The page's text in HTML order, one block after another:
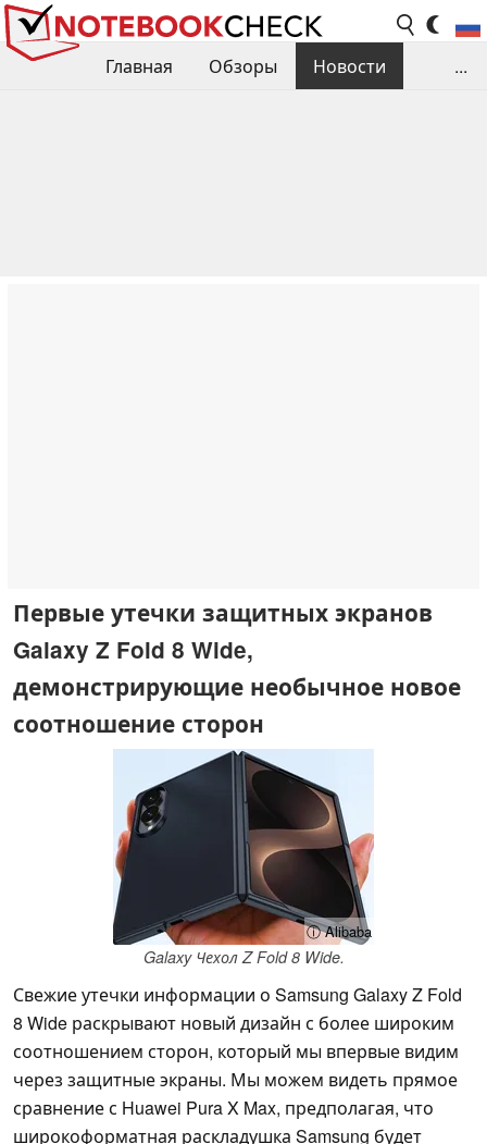
Главная Обзоры
Новости
...
Первые утечки защитных экранов
Galaxy Z Fold 8 Wide,
демонстрирующие необычное новое
соотношение сторон
ⓘ Alibaba
Galaxy Чехол Z Fold 8 Wide.
Свежие утечки информации о Samsung Galaxy Z Fold
8 Wide раскрывают новый дизайн с более широким
соотношением сторон, который мы впервые видим
через защитные экраны. Мы можем видеть прямое
сравнение с Huawei Pura X Max, предполагая, что
широкоформатная раскладушка Samsung будет